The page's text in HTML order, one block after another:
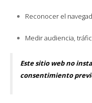
Obtén
Reconocer el
Medir audiencia,
Este sitio web no
consentimiento